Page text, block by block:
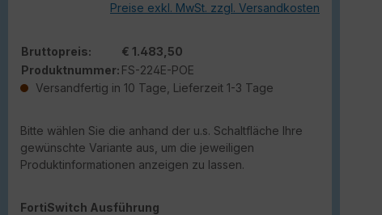
Preise exkl. MwSt. zzgl. Versandkosten
Bruttopreis:
€ 1.483,50
Produktnummer: FS-224E-POE
Versandfertig in 10 Tage, Lieferzeit 1-3 Tage
Bitte wählen Sie die anhand der u.s. Schaltfläche Ihre
gewünschte Variante aus, um die jeweiligen
Produktinformationen anzeigen zu lassen.
FortiSwitch Ausführung